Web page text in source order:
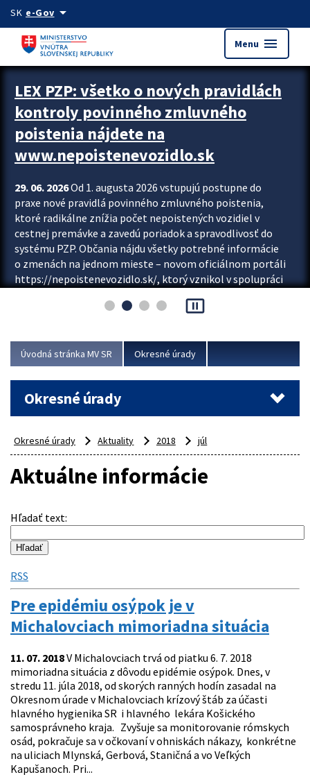
Preskocit na hlavný obsah
SK e-Govarrow_drop_down
Menu menu
Zastavit automatický posun upútavok
LEX PZP: všetko o nových pravidlách
kontroly povinného zmluvného
poistenia nájdete na
www.nepoistenevozidlo.sk
29. 06. 2026Od 1. augusta 2026 vstupujú postupne do
praxe nové pravidlá povinného zmluvného poistenia,
ktoré radikálne znížia počet nepoistených vozidiel v
cestnej premávke a zavedú poriadok a spravodlivosť do
systému PZP. Občania nájdu všetky potrebné informácie
o zmenách na jednom mieste – novom oficiálnom portáli
https://nepoistenevozidlo.sk/, ktorý vznikol v spolupráci
asociácie poisťovní (SLASPO) a Ministerstva vnútra SR.
Viac
pause_presentation
Úvodná stránka MV SR Okresné úrady
Okresné úrady
Okresné úrady Aktuality 2018 júl
Aktuálne informácie
Hľadať text:
RSS
Pre epidémiu osýpok je v
Michalovciach mimoriadna situácia
11. 07. 2018V Michalovciach trvá od piatku 6. 7. 2018
mimoriadna situácia z dôvodu epidémie osýpok. Dnes, v
stredu 11. júla 2018, od skorých ranných hodín zasadal na
Okresnom úrade v Michalovciach krízový štáb za účasti
hlavného hygienika SR i hlavného lekára Košického
samosprávneho kraja. Zvyšuje sa monitorovanie rómskych
osád, pokračuje sa v očkovaní v ohniskách nákazy, konkrétne
na uliciach Mlynská, Gerbová, Staničná a vo Veľkých
Kapušanoch. Pri...